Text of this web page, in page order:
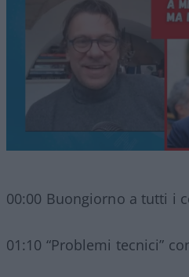
00:00 Buongiorno a tutti i
01:10 “Problemi tecnici”